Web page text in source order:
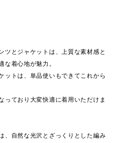
ツとジャケットは、上質な素材感と
な着心地が魅力。
ットは、単品使いもできてこれから
っており大変快適に着用いただけま
、自然な光沢とざっくりとした編み